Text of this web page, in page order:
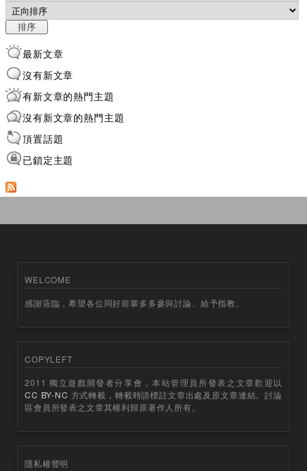
排序
最新文章
沒有新文章
有新文章的熱門主題
沒有新文章的熱門主題
頂置話題
已鎖定主題
WELCOME
感謝蒞臨，希望各位同好前輩多多參與討論、給予指教。
COPYLEFT
2011 獨立遊戲開發者分享會，本站管理員所發表之文章歡迎以
CC BY-NC 方式轉載，轉載時請標註文章出處及原文章連結。討論
區會員所發表之文章其權利歸原著作人所有。
隱私權聲明